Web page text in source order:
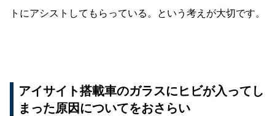
トにアシストしてもらっている。という考えが大切です。
アイサイト搭載車のガラスにヒビが入ってし
まった原因についてをおさらい